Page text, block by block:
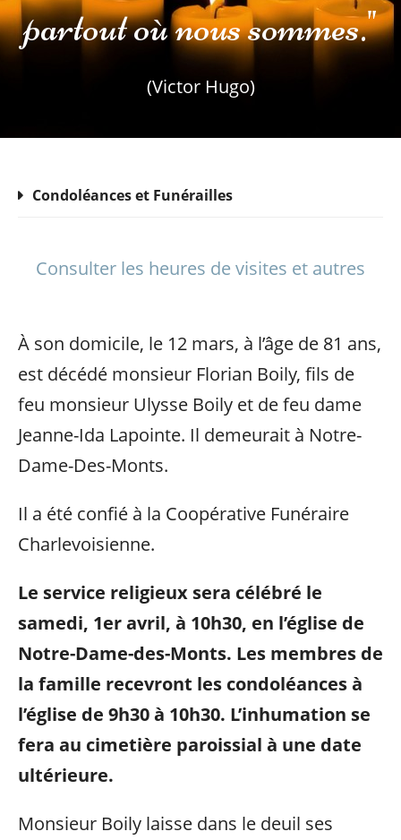
partout où nous sommes."
(Victor Hugo)
Condoléances et Funérailles
Consulter les heures de visites et autres
À son domicile, le 12 mars, à l’âge de 81 ans,
est décédé monsieur Florian Boily, fils de
feu monsieur Ulysse Boily et de feu dame
Jeanne-Ida Lapointe. Il demeurait à Notre-
Dame-Des-Monts.
Il a été confié à la Coopérative Funéraire
Charlevoisienne.
Le service religieux sera célébré le
samedi, 1er avril, à 10h30, en l’église de
Notre-Dame-des-Monts. Les membres de
la famille recevront les condoléances à
l’église de 9h30 à 10h30. L’inhumation se
fera au cimetière paroissial à une date
ultérieure.
Monsieur Boily laisse dans le deuil ses